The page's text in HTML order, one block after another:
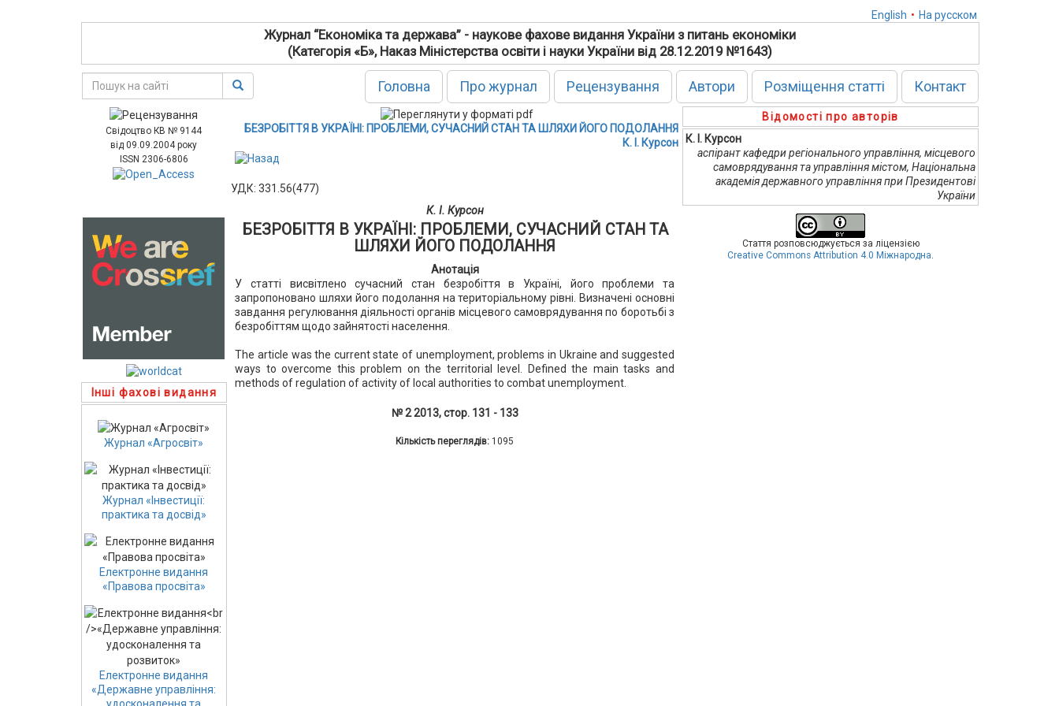
English • На русском
Журнал “Економіка та держава” - наукове фахове видання України з питань економіки
(Категорія «Б», Наказ Міністерства освіти і науки України від 28.12.2019 №1643)
Головна Про журнал Рецензування Автори Розміщення статті Контакт
Свідоцтво КВ № 9144
від 09.09.2004 року
ISSN 2306-6806
Інші фахові видання
Журнал «Агросвіт»
Журнал «Інвестиції:
практика та досвід»
Електронне видання
«Правова просвіта»
Електронне видання
«Державне управління:
БЕЗРОБІТТЯ В УКРАЇНІ: ПРОБЛЕМИ, СУЧАСНИЙ СТАН ТА ШЛЯХИ ЙОГО ПОДОЛАННЯ
К. І. Курсон
УДК: 331.56(477)
К. І. Курсон
БЕЗРОБІТТЯ В УКРАЇНІ: ПРОБЛЕМИ, СУЧАСНИЙ СТАН ТА
ШЛЯХИ ЙОГО ПОДОЛАННЯ
Анотація
У статті висвітлено сучасний стан безробіття в Україні, його проблеми та
запропоновано шляхи його подолання на територіальному рівні. Визначені основні
завдання регулювання діяльності органів місцевого самоврядування по боротьбі з
безробіттям щодо зайнятості населення.
The article was the current state of unemployment, problems in Ukraine and suggested
ways to overcome this problem on the territorial level. Defined the main tasks and
methods of regulation of activity of local authorities to combat unemployment.
№ 2 2013, стор. 131 - 133
Кількість переглядів: 1095
Відомості про авторів
К. І. Курсон
аспірант кафедри регіонального управління, місцевого
самоврядування та управління містом, Національна
академія державного управління при Президентові
України
Стаття розповсюджується за ліцензією
Creative Commons Attribution 4.0 Міжнародна.